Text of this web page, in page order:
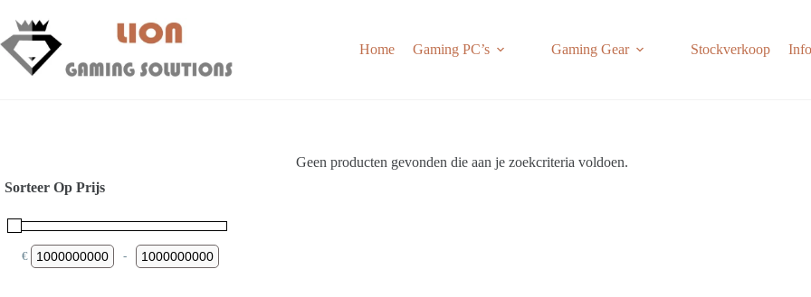
content
Home Gaming PC’s Gaming Gear Stockverkoop
Geen producten gevonden die aan je zoekcriteria voldoen.
Sorteer Op Prijs
€ Minimum Price
-Maximum Price